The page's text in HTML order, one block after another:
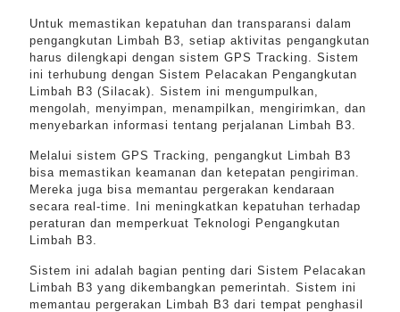
Untuk memastikan kepatuhan dan transparansi dalam
pengangkutan Limbah B3, setiap aktivitas pengangkutan
harus dilengkapi dengan sistem GPS Tracking. Sistem
ini terhubung dengan Sistem Pelacakan Pengangkutan
Limbah B3 (Silacak). Sistem ini mengumpulkan,
mengolah, menyimpan, menampilkan, mengirimkan, dan
menyebarkan informasi tentang perjalanan Limbah B3.
Melalui sistem GPS Tracking, pengangkut Limbah B3
bisa memastikan keamanan dan ketepatan pengiriman.
Mereka juga bisa memantau pergerakan kendaraan
secara real-time. Ini meningkatkan kepatuhan terhadap
peraturan dan memperkuat Teknologi Pengangkutan
Limbah B3.
Sistem ini adalah bagian penting dari Sistem Pelacakan
Limbah B3 yang dikembangkan pemerintah. Sistem ini
memantau pergerakan Limbah B3 dari tempat penghasil